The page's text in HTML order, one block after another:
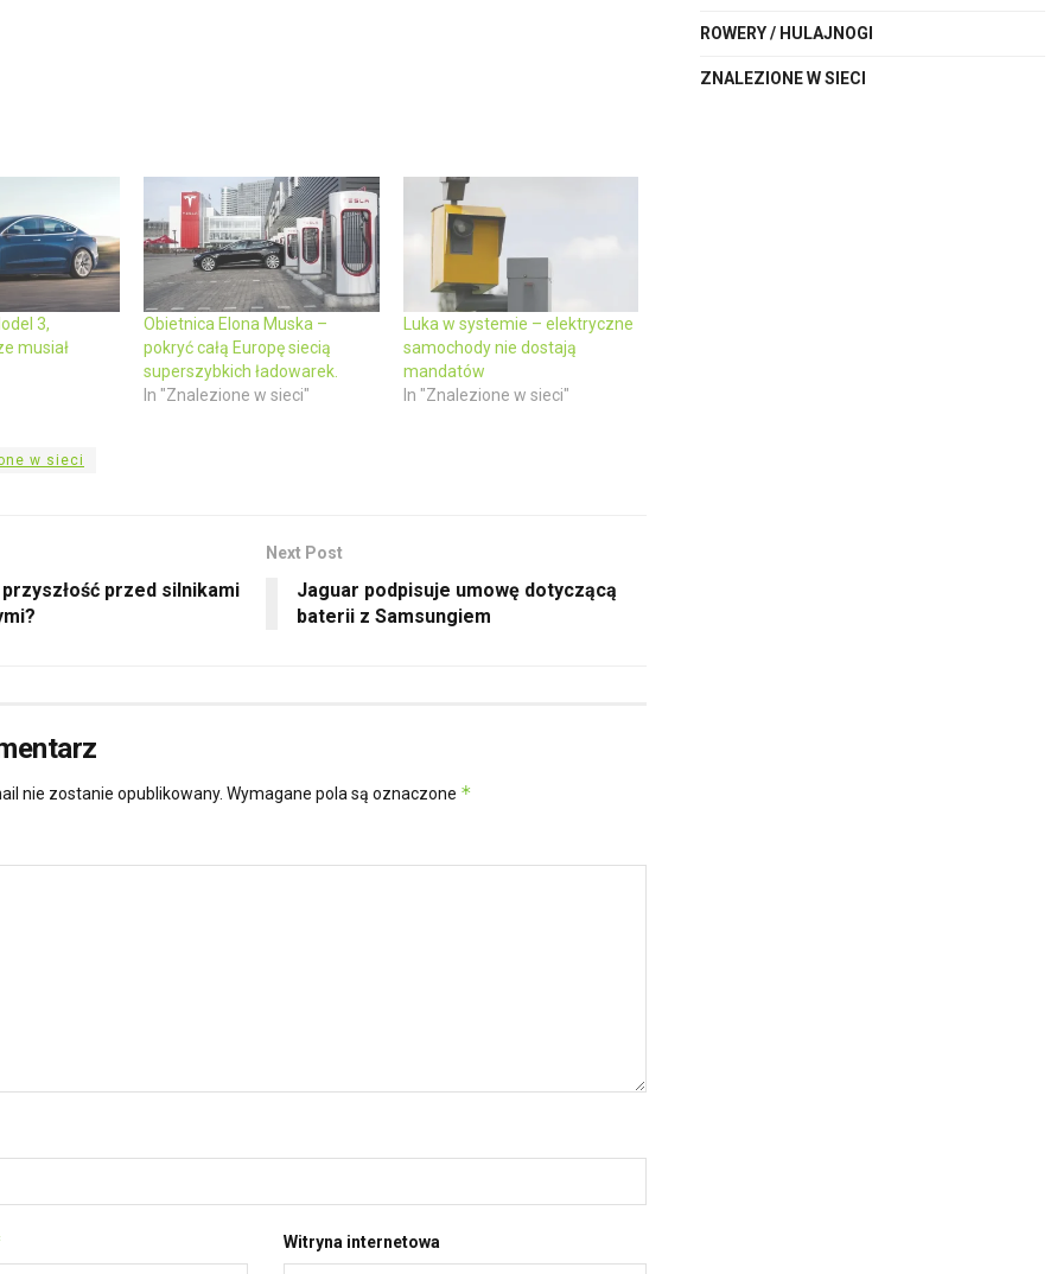
3,
musiał
Obietnica Elona Muska –
pokryć całą Europę siecią
superszybkich ładowarek.
In "Znalezione w sieci"
Luka w systemie – elektryczne
samochody nie dostają
mandatów
In "Znalezione w sieci"
w sieci
przed silnikami
Next Post
Jaguar podpisuje umowę dotyczącą
baterii z Samsungiem
nie zostanie opublikowany. Wymagane pola są oznaczone *
Witryna internetowa
ROWERY / HULAJNOGI
ZNALEZIONE W SIECI